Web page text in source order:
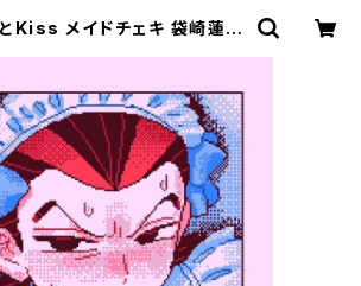
とKiss メイドチェキ 袋崎蓮 |